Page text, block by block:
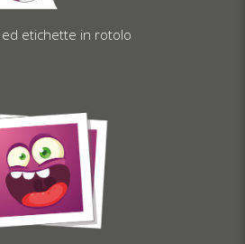
ed etichette in rotolo